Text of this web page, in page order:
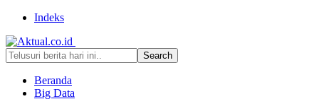
Indeks
Beranda
Big Data